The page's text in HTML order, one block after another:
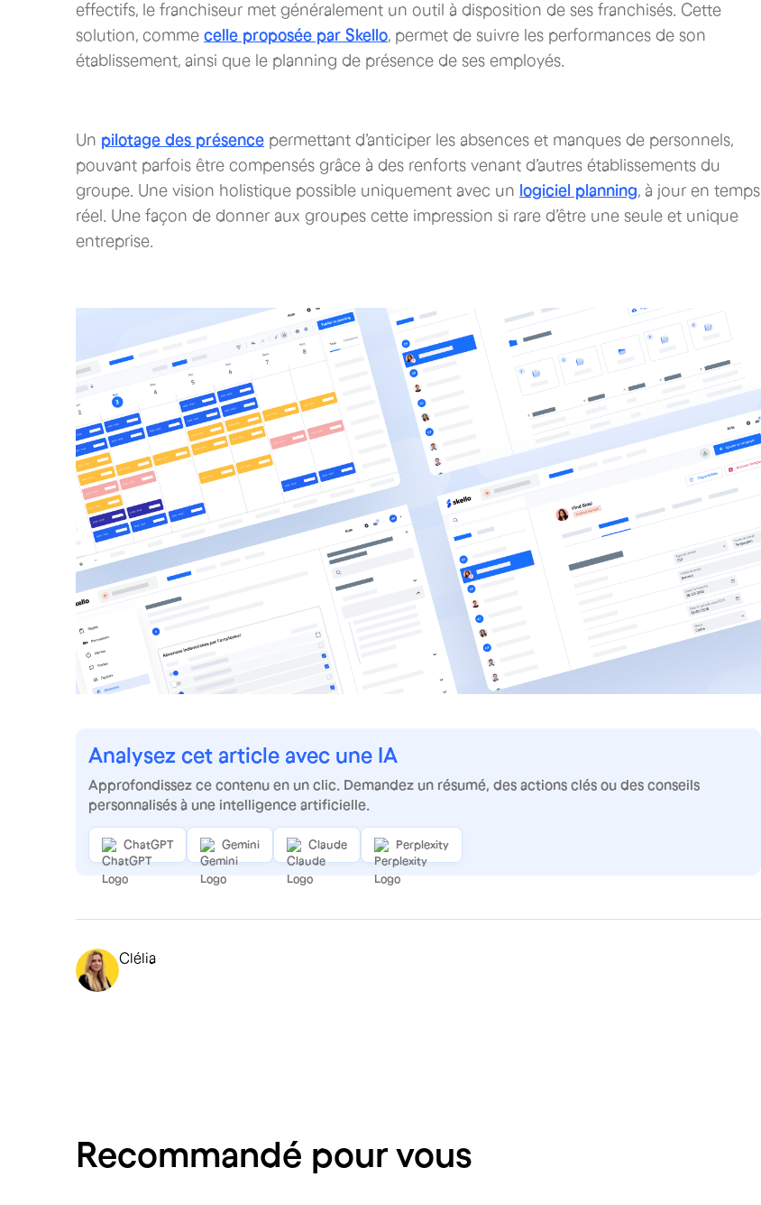
effectifs, le franchiseur met généralement un outil à disposition de ses franchisés. Cette
solution, comme celle proposée par Skello, permet de suivre les performances de son
établissement, ainsi que le planning de présence de ses employés.
Un pilotage des présence permettant d’anticiper les absences et manques de personnels,
pouvant parfois être compensés grâce à des renforts venant d’autres établissements du
groupe. Une vision holistique possible uniquement avec un logiciel planning, à jour en temps
réel. Une façon de donner aux groupes cette impression si rare d’être une seule et unique
entreprise.
Analysez cet article avec une IA
Approfondissez ce contenu en un clic. Demandez un résumé, des actions clés ou des conseils
personnalisés à une intelligence artificielle.
ChatGPT Gemini Claude Perplexity
Clélia
Recommandé pour vous